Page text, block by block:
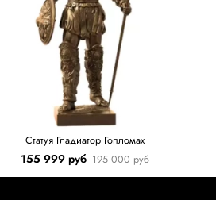
Статуя Гладиатор Гопломах
155 999 руб 195 000 руб